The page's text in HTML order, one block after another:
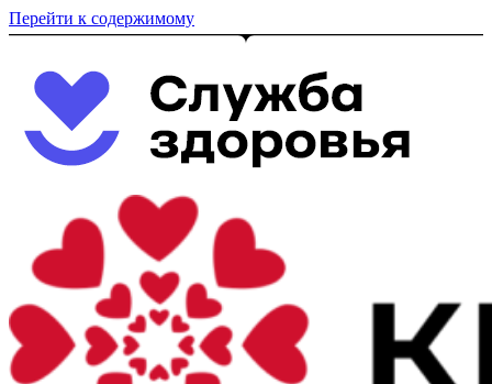
Перейти к содержимому